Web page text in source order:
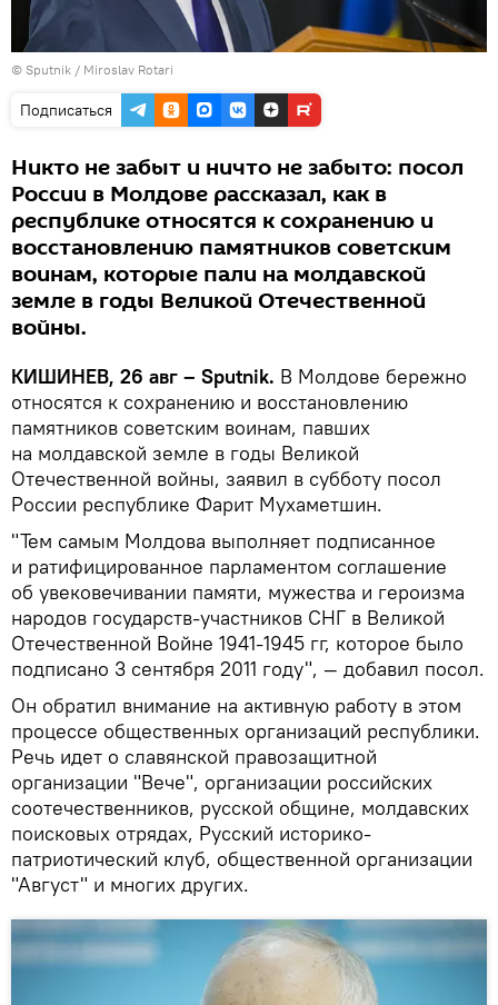
© Sputnik / Miroslav Rotari
Подписаться
Никто не забыт и ничто не забыто: посол
России в Молдове рассказал, как в
республике относятся к сохранению и
восстановлению памятников советским
воинам, которые пали на молдавской
земле в годы Великой Отечественной
войны.
КИШИНЕВ, 26 авг – Sputnik. В Молдове бережно
относятся к сохранению и восстановлению
памятников советским воинам, павших
на молдавской земле в годы Великой
Отечественной войны, заявил в субботу посол
России республике Фарит Мухаметшин.
"Тем самым Молдова выполняет подписанное
и ратифицированное парламентом соглашение
об увековечивании памяти, мужества и героизма
народов государств-участников СНГ в Великой
Отечественной Войне 1941-1945 гг, которое было
подписано 3 сентября 2011 году", — добавил посол.
Он обратил внимание на активную работу в этом
процессе общественных организаций республики.
Речь идет о славянской правозащитной
организации "Вече", организации российских
соотечественников, русской общине, молдавских
поисковых отрядах, Русский историко-
патриотический клуб, общественной организации
"Август" и многих других.